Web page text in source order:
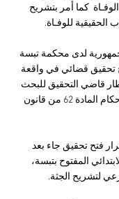
كما أمر بتشريح
الحقيقية للوفـاة.
لدى محكمة تبسة
تحقيق قضائي في واقعة
قاضي التحقيق للبحث
عن سبب الوفاة طبقًا لأحكام المادة 62 من قانون
فتح تحقيق جاء بعد
المفتوح بتبسة،
لتشريح الجثة.